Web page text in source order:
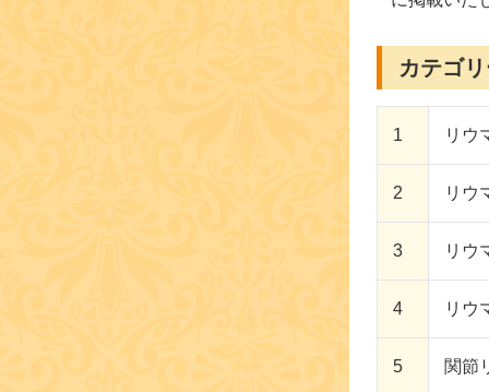
カテゴ
1 リウ
2 リウ
3 リウ
4 リウ
5 関節